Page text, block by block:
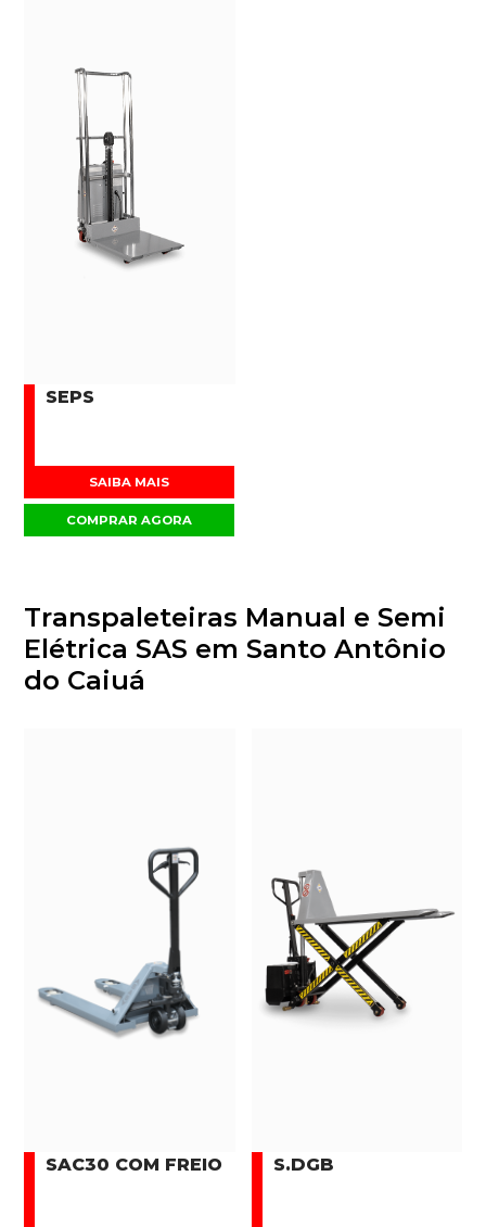
SEPS
SAIBA MAIS
COMPRAR AGORA
Transpaleteiras Manual e Semi
Elétrica SAS em Santo Antônio
do Caiuá
SAC30 COM FREIO S.DGB